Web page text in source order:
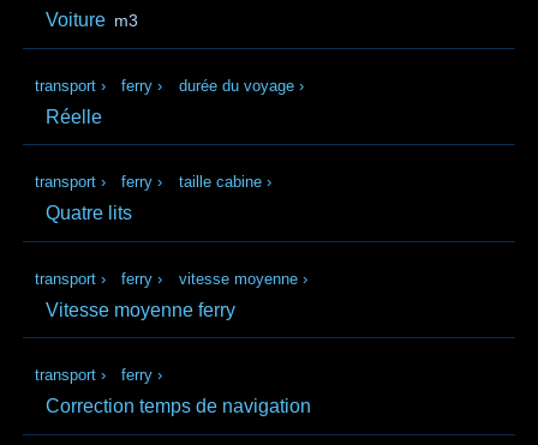
Voiture m3
transport › ferry › durée du voyage ›
Réelle
transport › ferry › taille cabine ›
Quatre lits
transport › ferry › vitesse moyenne ›
Vitesse moyenne ferry
transport › ferry ›
Correction temps de navigation